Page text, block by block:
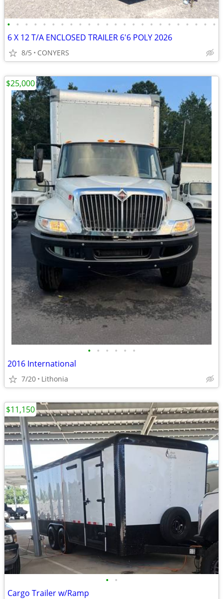
• • • • • • • • • • • • • • • • • • • • • • • •
6 X 12 T/A ENCLOSED TRAILER 6'6 POLY 2026
8/5 CONYERS
• • • • • •
2016 International
7/20 Lithonia
$25,000
• •
Cargo Trailer w/Ramp
$11,150